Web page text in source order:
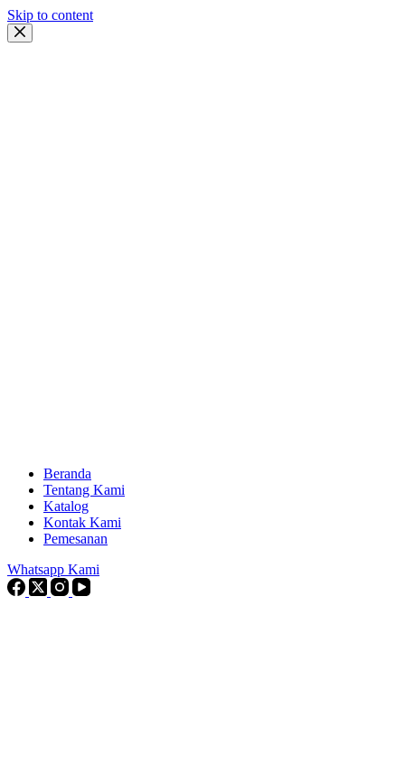
Skip to content
Beranda
Tentang Kami
Katalog
Kontak Kami
Pemesanan
Whatsapp Kami